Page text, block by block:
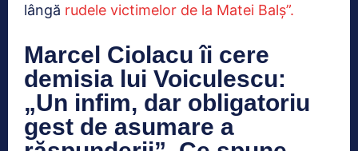
lângă rudele victimelor de la Matei Balş”.
Marcel Ciolacu îi cere
demisia lui Voiculescu:
„Un infim, dar obligatoriu
gest de asumare a